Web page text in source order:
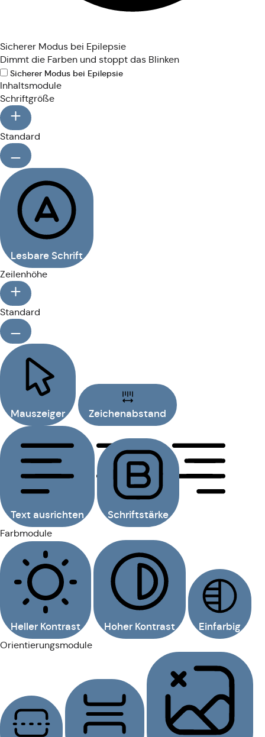
Sicherer Modus bei Epilepsie
Dimmt die Farben und stoppt das Blinken
Sicherer Modus bei Epilepsie
Inhaltsmodule
Schriftgröße
Standard
Lesbare Schrift
Zeilenhöhe
Standard
Mauszeiger Zeichenabstand
Text ausrichten Schriftstärke
Farbmodule
Heller Kontrast Hoher Kontrast Einfarbig
Orientierungsmodule